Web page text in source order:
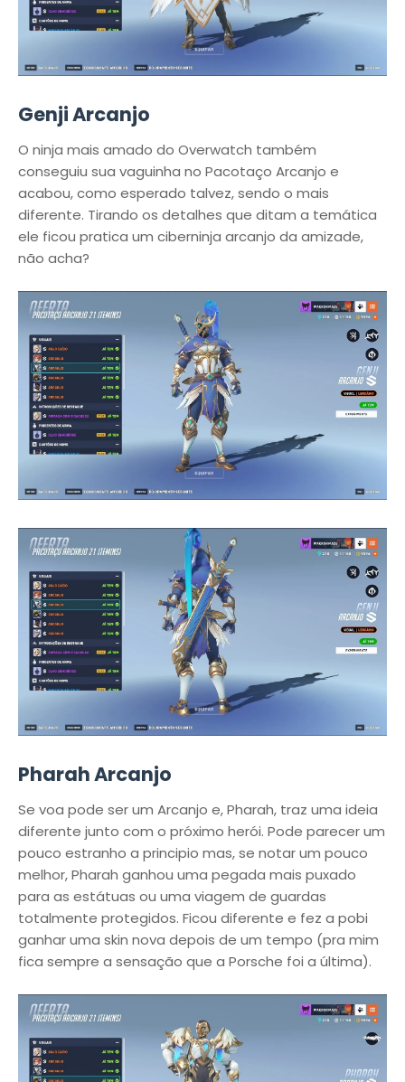
Genji Arcanjo
O ninja mais amado do Overwatch também
conseguiu sua vaguinha no Pacotaço Arcanjo e
acabou, como esperado talvez, sendo o mais
diferente. Tirando os detalhes que ditam a temática
ele ficou pratica um ciberninja arcanjo da amizade,
não acha?
Pharah Arcanjo
Se voa pode ser um Arcanjo e, Pharah, traz uma ideia
diferente junto com o próximo herói. Pode parecer um
pouco estranho a principio mas, se notar um pouco
melhor, Pharah ganhou uma pegada mais puxado
para as estátuas ou uma viagem de guardas
totalmente protegidos. Ficou diferente e fez a pobi
ganhar uma skin nova depois de um tempo (pra mim
fica sempre a sensação que a Porsche foi a última).